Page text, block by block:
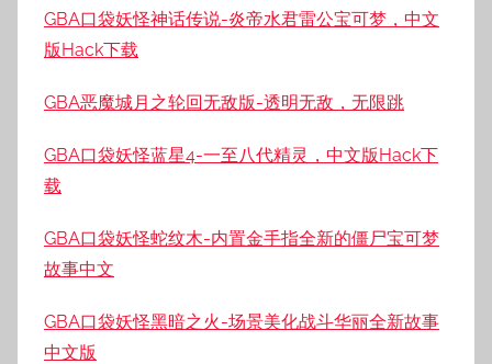
GBA口袋妖怪神话传说-炎帝水君雷公宝可梦，中文
版Hack下载
GBA恶魔城月之轮回无敌版-透明无敌，无限跳
GBA口袋妖怪蓝星4-一至八代精灵，中文版Hack下
载
GBA口袋妖怪蛇纹木-内置金手指全新的僵尸宝可梦
故事中文
GBA口袋妖怪黑暗之火-场景美化战斗华丽全新故事
中文版